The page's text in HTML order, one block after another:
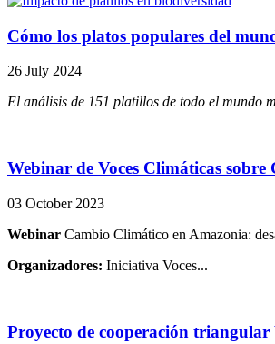
Cómo los platos populares del
26 July 2024
El análisis de 151 platillos de todo el mundo
Webinar de Voces Climáticas
03 October 2023
Webinar Cambio Climático en Amazonia:
Organizadores: Iniciativa Voces...
Proyecto de cooperación